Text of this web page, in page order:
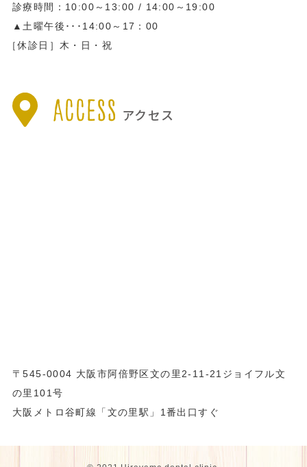
診療時間：10:00～13:00 / 14:00～19:00
▲土曜午後･･･14:00～17：00
［休診日］木・日・祝
アクセス
〒545-0004 大阪市阿倍野区文の里2-11-21ジョイフル文
の里101号
大阪メトロ谷町線「文の里駅」1番出口すぐ